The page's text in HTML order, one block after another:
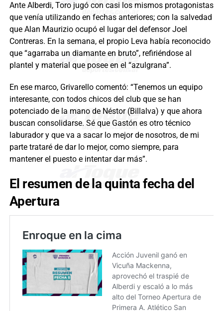
Ante Alberdi, Toro jugó con casi los mismos protagonistas
que venía utilizando en fechas anteriores; con la salvedad
que Alan Maurizio ocupó el lugar del defensor Joel
Contreras. En la semana, el propio Leva había reconocido
que “agarraba un diamante en bruto”, refiriéndose al
plantel y material que posee en el “azulgrana”.
En ese marco, Grivarello comentó: “Tenemos un equipo
interesante, con todos chicos del club que se han
potenciado de la mano de Néstor (Billalva) y que ahora
buscan consolidarse. Sé que Gastón es otro técnico
laburador y que va a sacar lo mejor de nosotros, de mi
parte trataré de dar lo mejor, como siempre, para
mantener el puesto e intentar dar más”.
El resumen de la quinta fecha del
Apertura